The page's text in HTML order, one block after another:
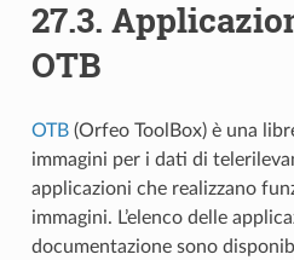
27.3.
OTB
OTB(Orfeo ToolBox) è una
immagini per i dati di
applicazioni che realizzano
immagini. L’elenco delle
documentazione sono